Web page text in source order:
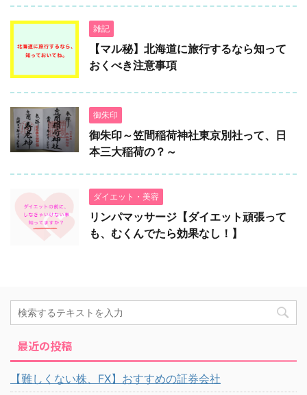
雑記
【マル秘】北海道に旅行するなら知って
おくべき注意事項
御朱印
御朱印～笠間稲荷神社東京別社って、日
本三大稲荷の？～
ダイエット・美容
リンパマッサージ【ダイエット頑張って
も、むくんでたら効果なし！】
最近の投稿
【難しくない株、FX】おすすめの証券会社